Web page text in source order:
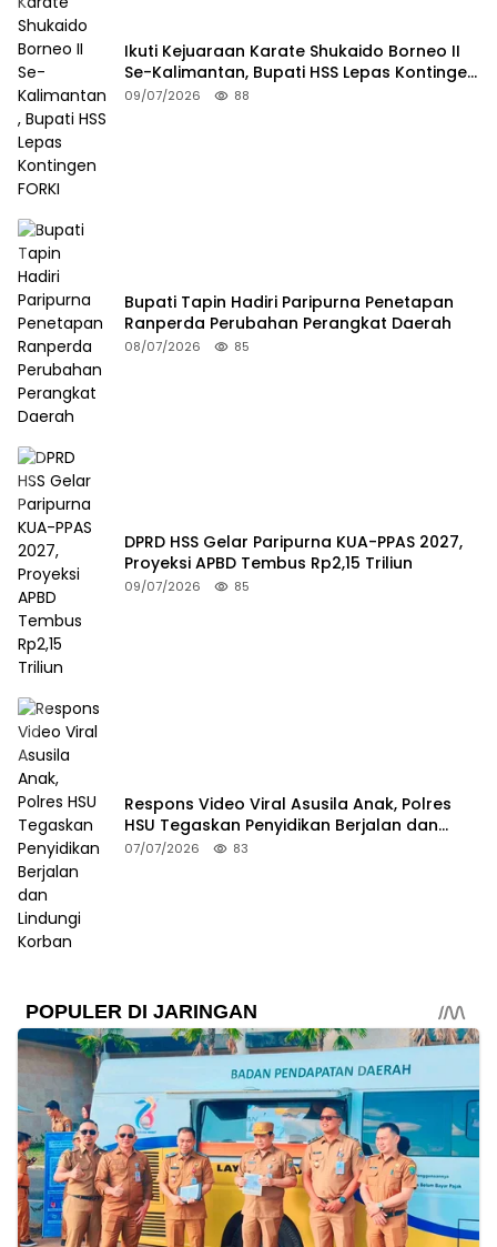
Ikuti Kejuaraan Karate Shukaido Borneo II
Se-Kalimantan, Bupati HSS Lepas Kontingen
FORKI
09/07/2026 88
Bupati Tapin Hadiri Paripurna Penetapan
Ranperda Perubahan Perangkat Daerah
08/07/2026 85
DPRD HSS Gelar Paripurna KUA-PPAS 2027,
Proyeksi APBD Tembus Rp2,15 Triliun
09/07/2026 85
Respons Video Viral Asusila Anak, Polres
HSU Tegaskan Penyidikan Berjalan dan
Lindungi Korban
07/07/2026 83